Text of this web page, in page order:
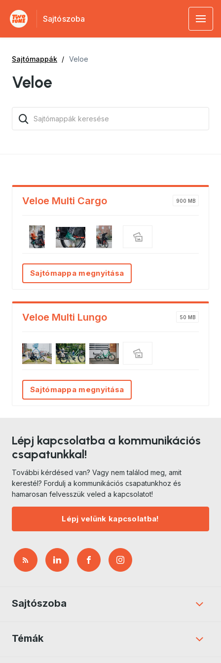
Sajtószoba
Sajtómappák Veloe
Veloe
Veloe Multi Cargo 900 MB
Sajtómappa megnyitása
Veloe Multi Lungo 50 MB
Sajtómappa megnyitása
Lépj kapcsolatba a kommunikációs
csapatunkkal!
További kérdésed van? Vagy nem találod meg, amit
kerestél? Fordulj a kommunikációs csapatunkhoz és
hamarosan felvesszük veled a kapcsolatot!
Lépj velünk kapcsolatba!
Sajtószoba
Témák